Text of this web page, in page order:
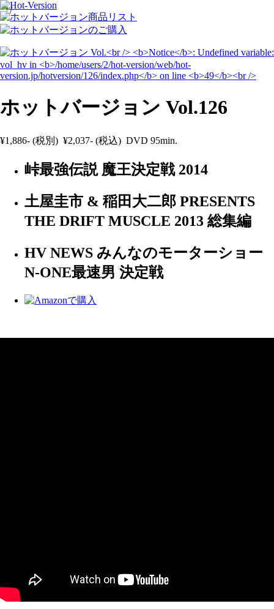
*/
ホットバージョン Vol.126
¥1,886- (税別) ¥2,037- (税込) DVD 95min.
峠最強伝説 魔王決定戦 2014
土屋圭市 & 稲田大二郎 PRESENTS
THE DRIFT MUSCLE 2013 総集編
HV NEWS みんなのモーターショー
N-ONE最速男 決定戦